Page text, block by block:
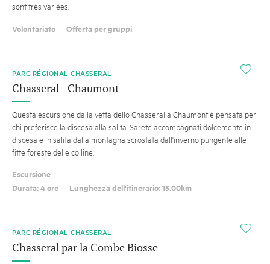
sont très variées.
Volontariato Offerta per gruppi
i
PARC RÉGIONAL CHASSERAL
Chasseral - Chaumont
Questa escursione dalla vetta dello Chasseral a Chaumont è pensata per
chi preferisce la discesa alla salita. Sarete accompagnati dolcemente in
discesa e in salita dalla montagna scrostata dall'inverno pungente alle
fitte foreste delle colline.
Escursione
Durata: 4 ore
Lunghezza dell'itinerario: 15.00km
i
PARC RÉGIONAL CHASSERAL
Chasseral par la Combe Biosse